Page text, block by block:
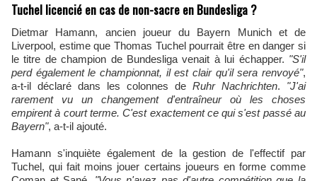
Tuchel licencié en cas de non-sacre en Bundesliga ?
Dietmar Hamann, ancien joueur du Bayern Munich et de
Liverpool, estime que Thomas Tuchel pourrait être en danger si
le titre de champion de Bundesliga venait à lui échapper. ​"S'il
perd également le championnat, il est clair qu'il sera renvoyé",
a-t-il déclaré dans les colonnes de Ruhr Nachrichten. ​"J'ai
rarement vu un changement d'entraîneur où les choses
empirent à court terme. C'est exactement ce qui s'est passé au
Bayern", a-t-il ajouté.
Hamann s'inquiète également de la gestion de l'effectif par
Tuchel, qui fait moins jouer certains joueurs en forme comme